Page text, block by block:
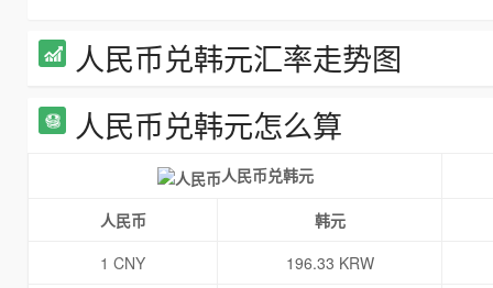
人民币兑韩元汇率走势图
人民币兑韩元怎么算
人民币兑韩元
人民币
韩元
1 CNY
196.33 KRW